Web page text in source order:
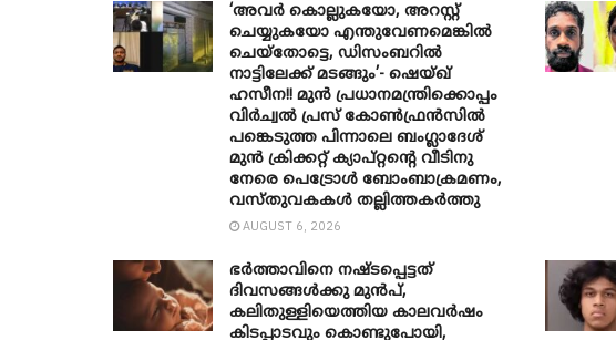
‘അവർ കൊല്ലുകയോ, അറസ്റ്റ്
ചെയ്യുകയോ എന്തുവേണമെങ്കിൽ
ചെയ്തോട്ടെ, ഡിസംബറിൽ
നാട്ടിലേക്ക് മടങ്ങും’- ഷെയ്ഖ്
ഹസീന!! മുൻ പ്രധാനമന്ത്രിക്കൊപ്പം
വിർച്വൽ പ്രസ് കോൺഫ്രൻസിൽ
പങ്കെടുത്ത പിന്നാലെ ബംഗ്ലാദേശ്
മുൻ ക്രിക്കറ്റ് ക്യാപ്റ്റന്റെ വീടിനു
നേരെ പെട്രോൾ ബോംബാക്രമണം,
വസ്തുവകകൾ തല്ലിത്തകർത്തു
AUGUST 6, 2026
ഭർത്താവിനെ നഷ്ടപ്പെട്ടത്
ദിവസങ്ങൾക്കു മുൻപ്,
കലിതുള്ളിയെത്തിയ കാലവർഷം
കിടപ്പാടവും കൊണ്ടുപോയി,